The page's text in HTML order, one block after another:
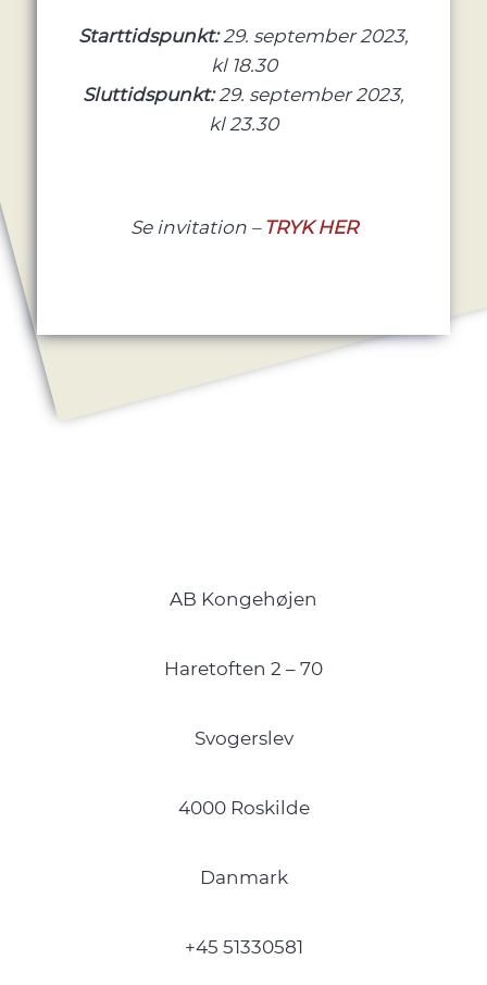
Starttidspunkt:29. september 2023,
kl 18.30
Sluttidspunkt:29. september 2023,
kl 23.30
Se invitation – TRYK HER
AB Kongehøjen
Haretoften 2 – 70
Svogerslev
4000 Roskilde
Danmark
+45 51330581